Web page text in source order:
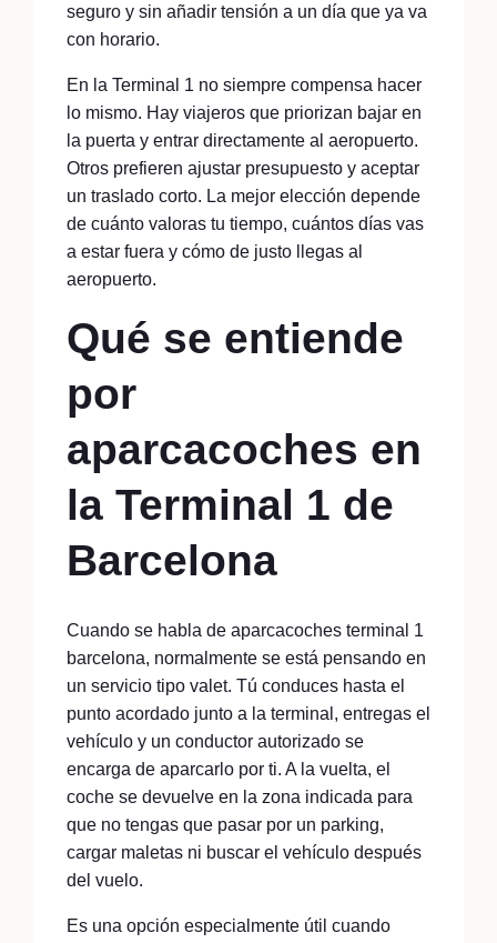
seguro y sin añadir tensión a un día que ya va
con horario.
En la Terminal 1 no siempre compensa hacer
lo mismo. Hay viajeros que priorizan bajar en
la puerta y entrar directamente al aeropuerto.
Otros prefieren ajustar presupuesto y aceptar
un traslado corto. La mejor elección depende
de cuánto valoras tu tiempo, cuántos días vas
a estar fuera y cómo de justo llegas al
aeropuerto.
Qué se entiende
por
aparcacoches en
la Terminal 1 de
Barcelona
Cuando se habla de aparcacoches terminal 1
barcelona, normalmente se está pensando en
un servicio tipo valet. Tú conduces hasta el
punto acordado junto a la terminal, entregas el
vehículo y un conductor autorizado se
encarga de aparcarlo por ti. A la vuelta, el
coche se devuelve en la zona indicada para
que no tengas que pasar por un parking,
cargar maletas ni buscar el vehículo después
del vuelo.
Es una opción especialmente útil cuando